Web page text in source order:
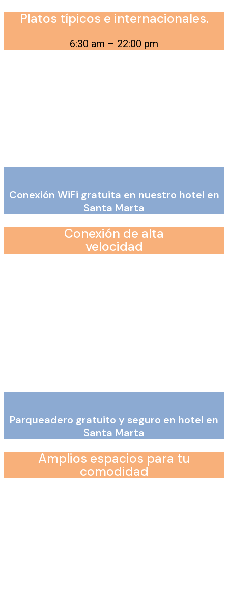
Platos típicos e internacionales.
6:30 am – 22:00 pm
Conexión WiFi gratuita en nuestro hotel en
Santa Marta
Conexión de alta
velocidad
Parqueadero gratuito y seguro en hotel en
Santa Marta
Amplios espacios para tu
comodidad